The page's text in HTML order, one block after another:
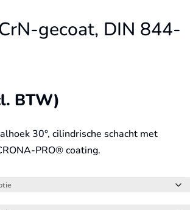
gecoat, DIN 844-
BTW)
30°, cilindrische schacht met
PRO® coating.